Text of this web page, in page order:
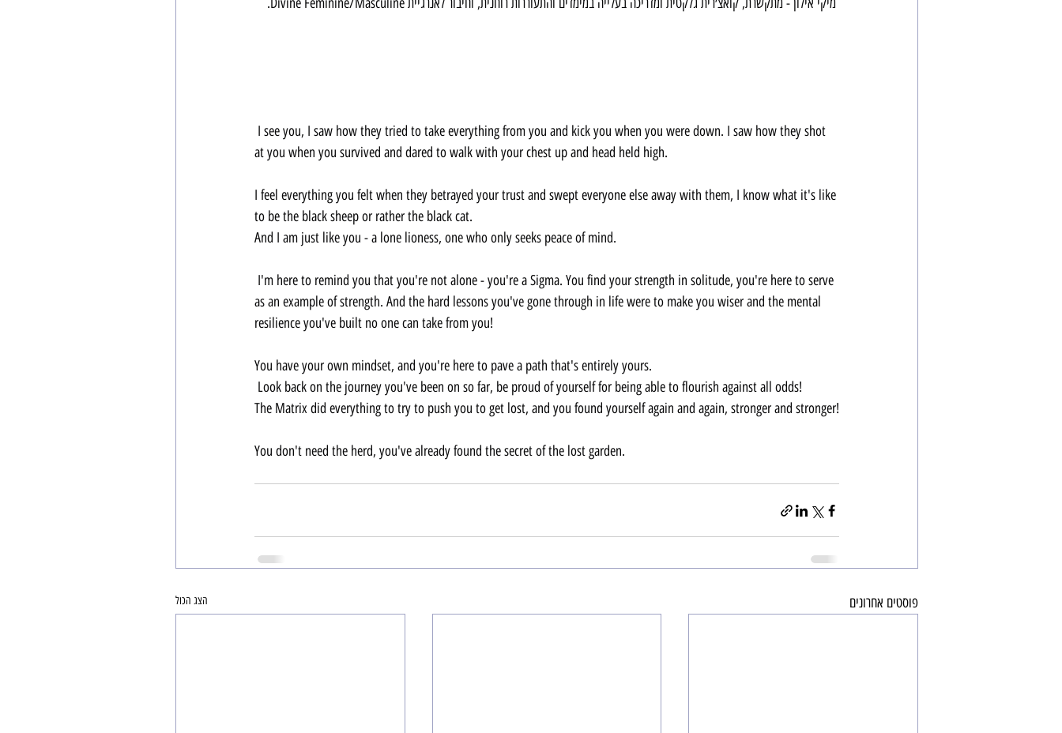
at you when you survived and dared to walk with your chest up and head held high.
I feel everything you felt when they betrayed your trust and swept everyone else away with them, I know what it's like
to be the black sheep or rather the black cat.
And I am just like you - a lone lioness, one who only seeks peace of mind.
as an example of strength. And the hard lessons you've gone through in life were to make you wiser and the mental
resilience you've built no one can take from you!
You have your own mindset, and you're here to pave a path that's entirely yours.
Look back on the journey you've been on so far, be proud of yourself for being able to flourish against all odds!
The Matrix did everything to try to push you to get lost, and you found yourself again and again, stronger and stronger!
You don't need the herd, you've already found the secret of the lost garden.
פוסטים אחרונים הצג הכול